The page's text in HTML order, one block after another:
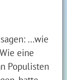
…wie
Wie eine
Populisten